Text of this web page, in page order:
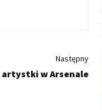
Następny
w Arsenale